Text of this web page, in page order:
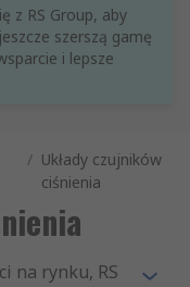
z RS Group, aby
szerszą gamę
i lepsze
/ Układy czujników
ciśnienia
na rynku, RS